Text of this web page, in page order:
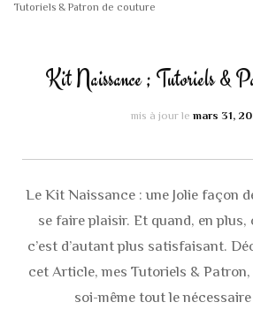
Tutoriels & Patron de couture
Kit Naissance ; Tutoriels &
mis à jour le mars 31,
Le Kit Naissance : une Jolie façon
se faire plaisir. Et quand, en plus,
c’est d’autant plus satisfaisant.
cet Article, mes Tutoriels &
soi-même tout le